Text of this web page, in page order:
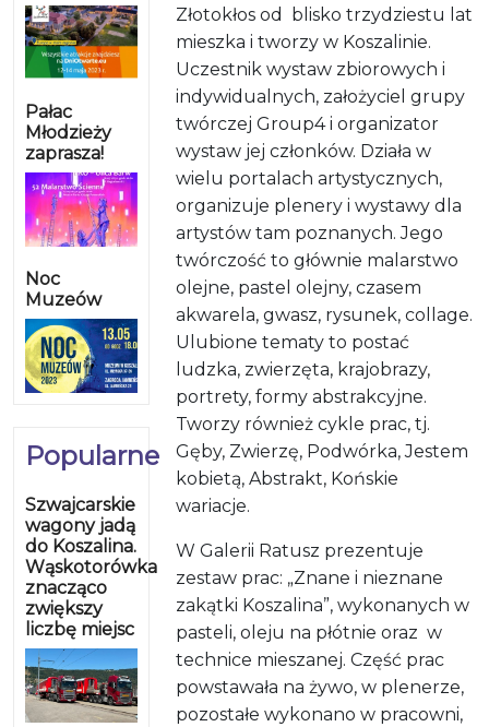
Pałac
Młodzieży
zaprasza!
Noc
Muzeów
Popularne
Szwajcarskie
wagony jadą
do Koszalina.
Wąskotorówka
znacząco
zwiększy
liczbę miejsc
Złotokłos od blisko trzydziestu lat
mieszka i tworzy w Koszalinie.
Uczestnik wystaw zbiorowych i
indywidualnych, założyciel grupy
twórczej Group4 i organizator
wystaw jej członków. Działa w
wielu portalach artystycznych,
organizuje plenery i wystawy dla
artystów tam poznanych. Jego
twórczość to głównie malarstwo
olejne, pastel olejny, czasem
akwarela, gwasz, rysunek, collage.
Ulubione tematy to postać
ludzka, zwierzęta, krajobrazy,
portrety, formy abstrakcyjne.
Tworzy również cykle prac, tj.
Gęby, Zwierzę, Podwórka, Jestem
kobietą, Abstrakt, Końskie
wariacje.
W Galerii Ratusz prezentuje
zestaw prac: „Znane i nieznane
zakątki Koszalina”, wykonanych w
pasteli, oleju na płótnie oraz w
technice mieszanej. Część prac
powstawała na żywo, w plenerze,
pozostałe wykonano w pracowni,